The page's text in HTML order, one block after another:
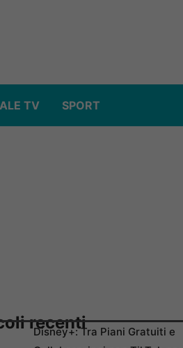
TV SPORT
recenti
Disney+: Tra Piani Gratuiti e